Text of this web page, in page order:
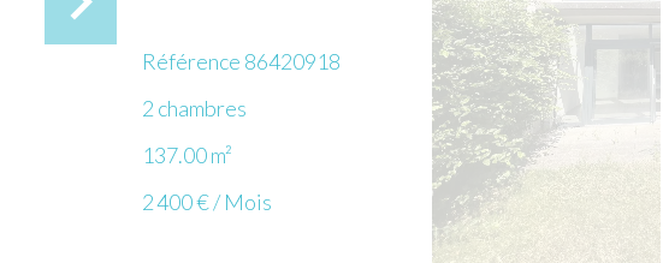
Référence 86420918
2 chambres
137.00m²
2 400 € / Mois